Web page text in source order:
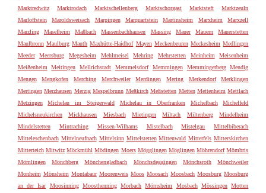
Marktredwitz
Marktrodach Marktschellenberg Marktschorgast Marktsteft
Marktzeuln
Marloffstein
Maroldsweisach Marpingen Marquartstein Martinsheim Marxheim
Marxzell
Marzling
Maselheim Maßbach Massenbachhausen Massing Mauer Mauern
Mauerstetten
Maulbronn Maulburg Mauth Maxhütte-Haidhof Mayen Meckenbeuren Meckesheim Medlingen
Meeder
Meersburg Megesheim Mehlmeisel Mehring Mehrstetten Meinheim
Meisenheim
Meißenheim
Meitingen Mellrichstadt Memmelsdorf Memmingen Memmingerberg
Mendig
Mengen
Mengkofen Merching Merchweiler Merdingen Mering Merkendorf
Merklingen
Mertingen Merzhausen Merzig Mespelbrunn Meßkirch Meßstetten Metten Mettenheim Mettlach
Metzingen
Michelau im Steigerwald Michelau in Oberfranken Michelbach
Michelfeld
Michelsneukirchen
Mickhausen Miesbach Mietingen Miltach Miltenberg
Mindelheim
Mindelstetten
Mintraching Missen-Wilhams Mistelbach Mistelgau
Mittelbiberach
Mitteleschenbach Mittelneufnach Mittelsinn Mittelstetten Mittenwald Mitterfels Mitterskirchen
Mitterteich Mitwitz Möckmühl Mödingen Moers Mögglingen Möglingen Möhrendorf Mömbris
Mömlingen
Mönchberg Mönchengladbach Mönchsdeggingen Mönchsroth
Mönchweiler
Monheim Mönsheim Montabaur Moorenweis Moos Moosach Moosbach Moosburg Moosburg
an der Isar
Moosinning Moosthenning Morbach Mörnsheim Mosbach Mössingen Motten